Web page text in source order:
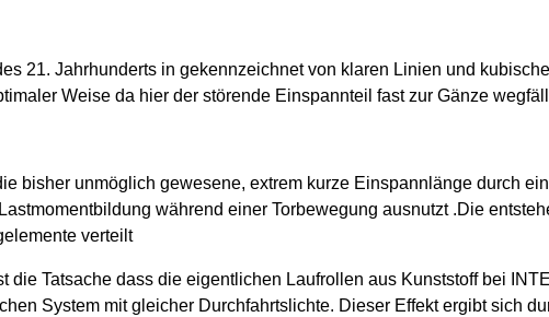
21. Jahrhunderts in gekennzeichnet von klaren Linien und
Weise da hier der störende Einspannteil fast zur Gänze
bisher unmöglich gewesene, extrem kurze Einspannlänge durch
während einer Torbewegung ausnutzt .Die
verteilt
die Tatsache dass die eigentlichen Laufrollen aus Kunststoff bei
System mit gleicher Durchfahrtslichte. Dieser Effekt ergibt sich